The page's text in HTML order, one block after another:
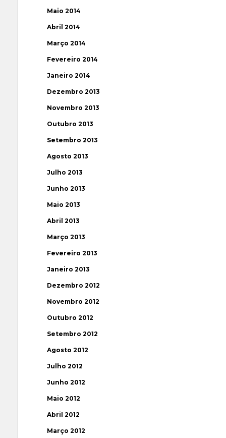
Maio 2014
Abril 2014
Março 2014
Fevereiro 2014
Janeiro 2014
Dezembro 2013
Novembro 2013
Outubro 2013
Setembro 2013
Agosto 2013
Julho 2013
Junho 2013
Maio 2013
Abril 2013
Março 2013
Fevereiro 2013
Janeiro 2013
Dezembro 2012
Novembro 2012
Outubro 2012
Setembro 2012
Agosto 2012
Julho 2012
Junho 2012
Maio 2012
Abril 2012
Março 2012